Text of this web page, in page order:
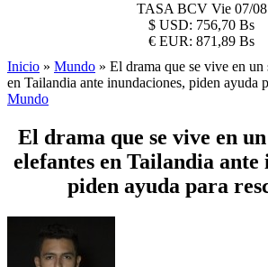
TASA BCV Vie 07/08
$ USD: 756,70 Bs
€ EUR: 871,89 Bs
Inicio » Mundo » El drama que se vive en un
en Tailandia ante inundaciones, piden ayuda
Mundo
El drama que se vive en
elefantes en Tailandia ante
piden ayuda para